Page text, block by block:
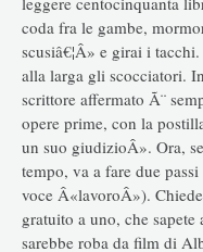
coda fra le gambe,
scusiâ€¦Â» e girai i
alla larga gli scocciatori.
scrittore affermato Ã¨
opere prime, con la
un suo giudizioÂ». Ora,
tempo, va a fare due
voce Â«lavoroÂ»).
gratuito a uno, che
sarebbe roba da film di